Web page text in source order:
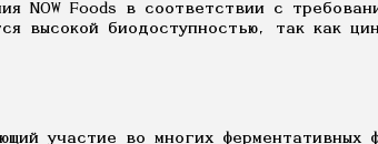
NOW Foods в соответствии с
высокой биодоступностью, так как
участие во многих